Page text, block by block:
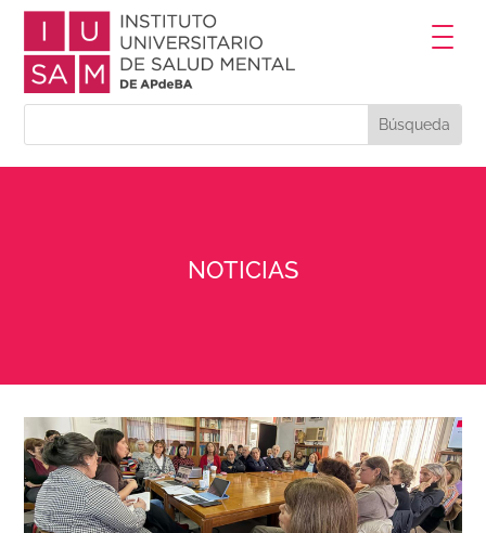
NOTICIAS